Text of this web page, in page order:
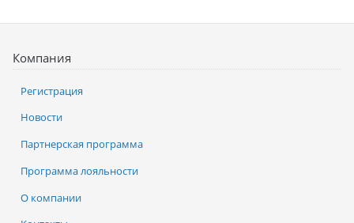
Компания
Регистрация
Новости
Партнерская программа
Программа лояльности
О компании